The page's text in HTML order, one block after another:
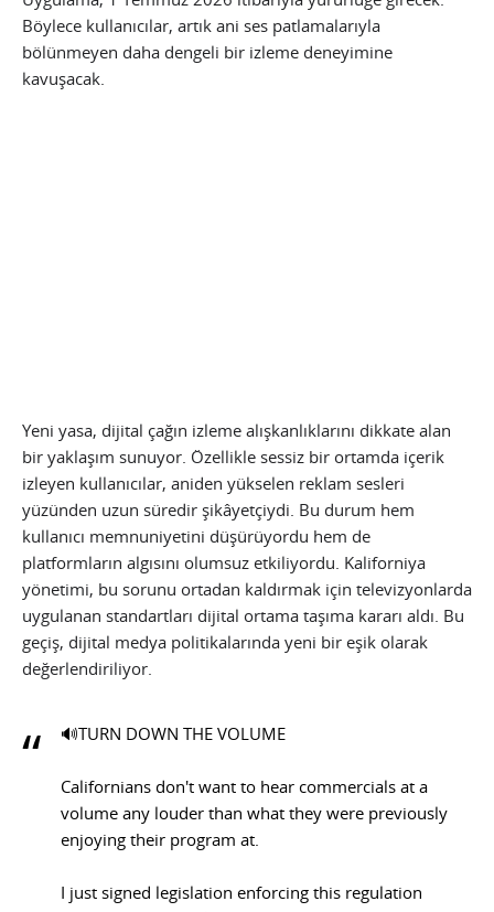
Böylece kullanıcılar, artık ani ses patlamalarıyla
bölünmeyen daha dengeli bir izleme deneyimine
kavuşacak.
Yeni yasa, dijital çağın izleme alışkanlıklarını dikkate alan
bir yaklaşım sunuyor. Özellikle sessiz bir ortamda içerik
izleyen kullanıcılar, aniden yükselen reklam sesleri
yüzünden uzun süredir şikâyetçiydi. Bu durum hem
kullanıcı memnuniyetini düşürüyordu hem de
platformların algısını olumsuz etkiliyordu. Kaliforniya
yönetimi, bu sorunu ortadan kaldırmak için televizyonlarda
uygulanan standartları dijital ortama taşıma kararı aldı. Bu
geçiş, dijital medya politikalarında yeni bir eşik olarak
değerlendiriliyor.
🔊TURN DOWN THE VOLUME
Californians don't want to hear commercials at a
volume any louder than what they were previously
enjoying their program at.
I just signed legislation enforcing this regulation